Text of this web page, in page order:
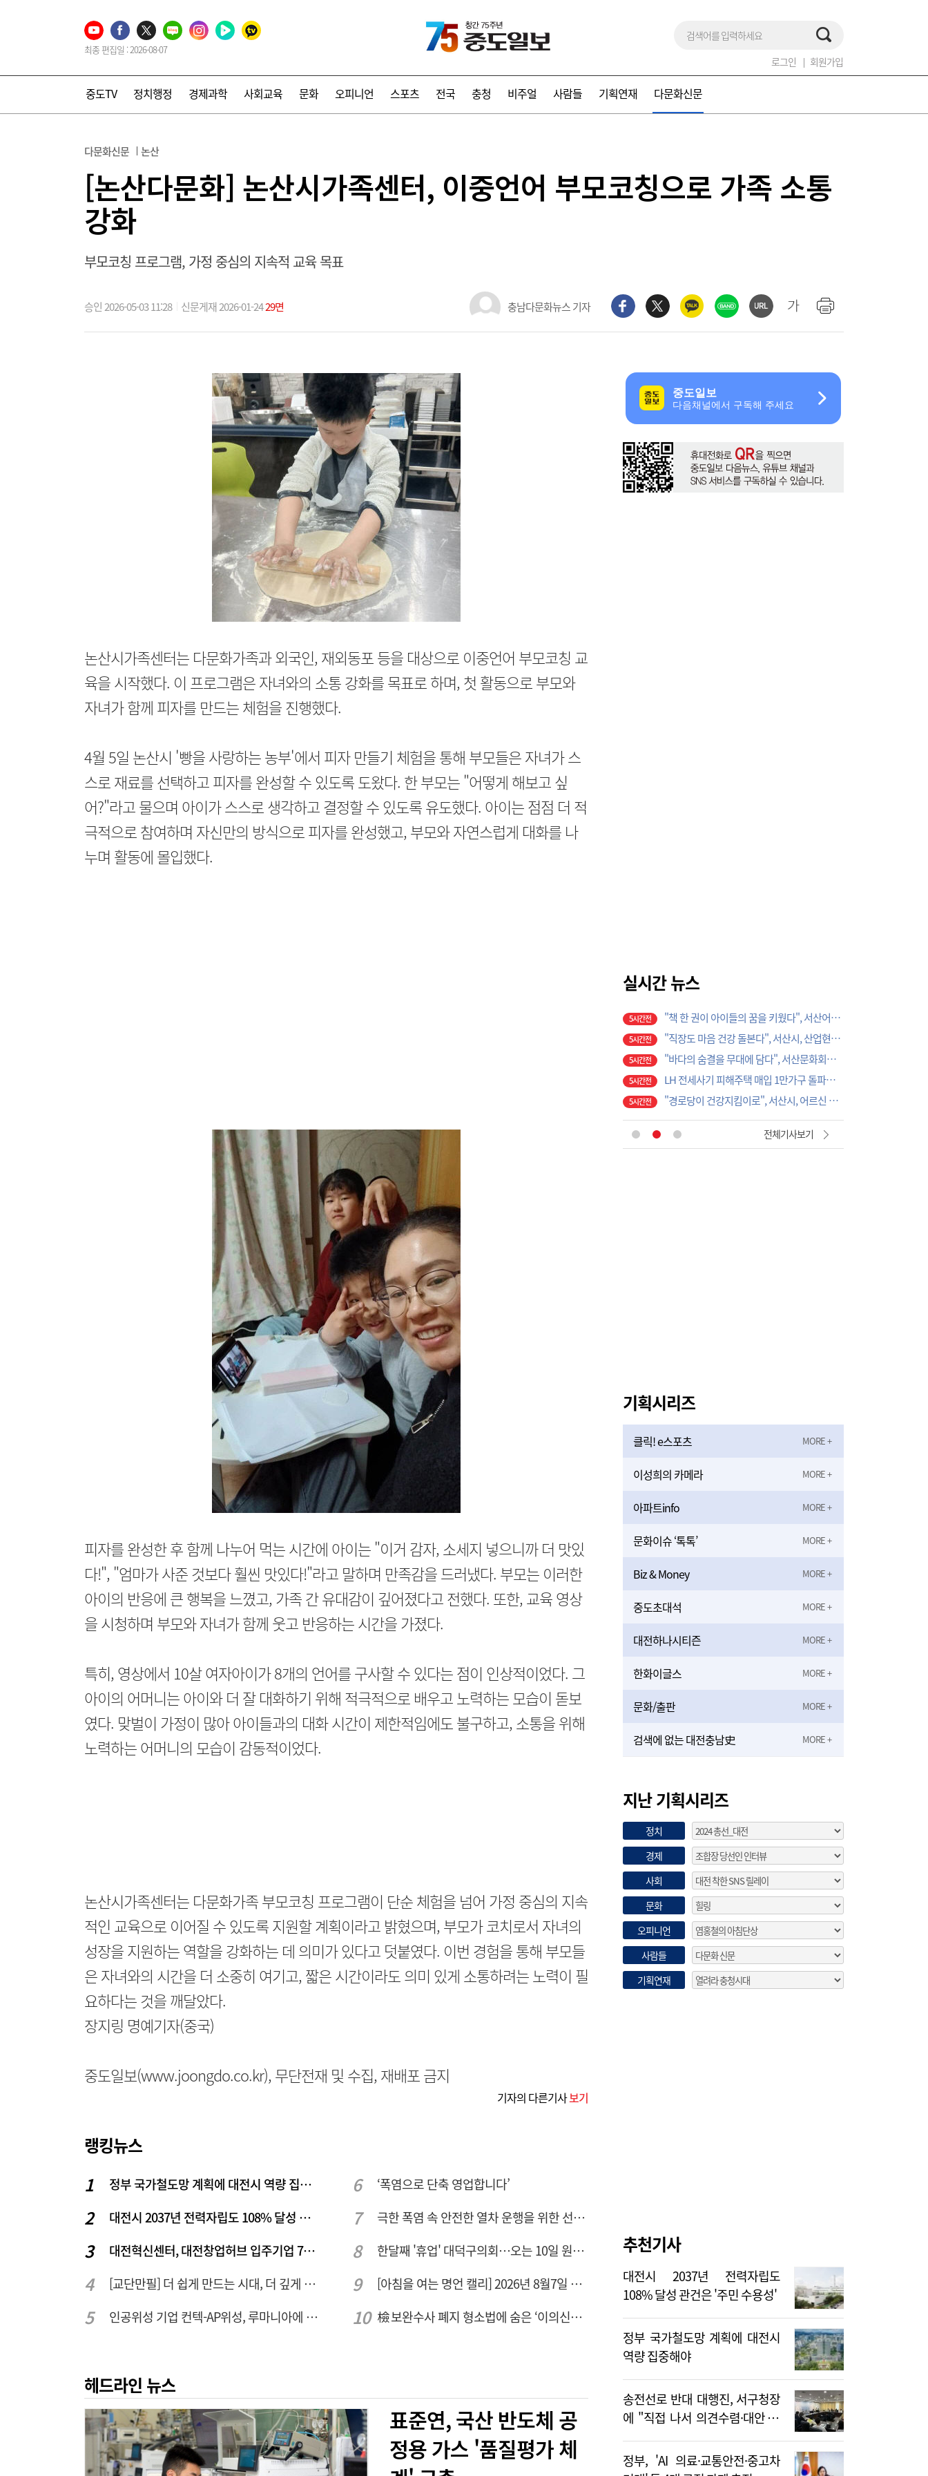
최종 편집일 : 2026-08-07
로그인 회원가입
중도TV 정치행정 경제과학 사회교육 문화 오피니언 스포츠 전국 충청 비주얼 사람들 기획연재 다문화신문
다문화신문 논산
[논산다문화] 논산시가족센터, 이중언어 부모코칭으로 가족 소통
강화
부모코칭 프로그램, 가정 중심의 지속적 교육 목표
승인 2026-05-03 11:28 신문게재 2026-01-2429면 충남다문화뉴스 기자
논산시가족센터는 다문화가족과 외국인, 재외동포 등을 대상으로 이중언어 부모코칭 교
육을 시작했다. 이 프로그램은 자녀와의 소통 강화를 목표로 하며, 첫 활동으로 부모와
자녀가 함께 피자를 만드는 체험을 진행했다.
4월 5일 논산시 '빵을 사랑하는 농부'에서 피자 만들기 체험을 통해 부모들은 자녀가 스
스로 재료를 선택하고 피자를 완성할 수 있도록 도왔다. 한 부모는 "어떻게 해보고 싶
어?"라고 물으며 아이가 스스로 생각하고 결정할 수 있도록 유도했다. 아이는 점점 더 적
극적으로 참여하며 자신만의 방식으로 피자를 완성했고, 부모와 자연스럽게 대화를 나
누며 활동에 몰입했다.
피자를 완성한 후 함께 나누어 먹는 시간에 아이는 "이거 감자, 소세지 넣으니까 더 맛있
다!", "엄마가 사준 것보다 훨씬 맛있다!"라고 말하며 만족감을 드러냈다. 부모는 이러한
아이의 반응에 큰 행복을 느꼈고, 가족 간 유대감이 깊어졌다고 전했다. 또한, 교육 영상
을 시청하며 부모와 자녀가 함께 웃고 반응하는 시간을 가졌다.
특히, 영상에서 10살 여자아이가 8개의 언어를 구사할 수 있다는 점이 인상적이었다. 그
아이의 어머니는 아이와 더 잘 대화하기 위해 적극적으로 배우고 노력하는 모습이 돋보
였다. 맞벌이 가정이 많아 아이들과의 대화 시간이 제한적임에도 불구하고, 소통을 위해
노력하는 어머니의 모습이 감동적이었다.
논산시가족센터는 다문화가족 부모코칭 프로그램이 단순 체험을 넘어 가정 중심의 지속
적인 교육으로 이어질 수 있도록 지원할 계획이라고 밝혔으며, 부모가 코치로서 자녀의
성장을 지원하는 역할을 강화하는 데 의미가 있다고 덧붙였다. 이번 경험을 통해 부모들
은 자녀와의 시간을 더 소중히 여기고, 짧은 시간이라도 의미 있게 소통하려는 노력이 필
요하다는 것을 깨달았다.
장지링 명예기자(중국)
중도일보(www.joongdo.co.kr), 무단전재 및 수집, 재배포 금지
기자의 다른기사보기
랭킹뉴스
정부 국가철도망 계획에 대전시 역량 집중해야
대전시 2037년 전력자립도 108% 달성 관건은 '주민 수용성'
대전혁신센터, 대전창업허브 입주기업 7개사 모집
[교단만필] 더 쉽게 만드는 시대, 더 깊게 배우는 교육
인공위성 기업 컨텍-AP위성, 루마니아에 지상국 시스템 전수
‘폭염으로 단축 영업합니다’
극한 폭염 속 안전한 열차 운행을 위한 선로관리
한달째 '휴업' 대덕구의회…오는 10일 원구성 다시 돌입
[아침을 여는 명언 캘리] 2026년 8월7일 금요일
檢 보완수사 폐지 형소법에 숨은 ‘이의신청 3개월 제한’…황운하는 30일 추진
헤드라인 뉴스
표준연, 국산 반도체 공
정용 가스 '품질평가 체
실시간 뉴스
3시간전 서부발전, 노사합동 '쿨한 안전 캠페인' 전개
5시간전 "책 한 권이 아이들의 꿈을 키웠다", 서산어린이도서관, 독서문화 프로젝트 성황리 마무리
5시간전 "직장도 마음 건강 돌본다", 서산시, 산업현장 자살예방 안전망 확대
5시간전 "바다의 숨결을 무대에 담다", 서산문화회관, 공명 콘서트 '은하의 물고기' 공연
5시간전 LH 전세사기 피해주택 매입 1만가구 돌파…피해 인정도 4만건 넘어
5시간전 "경로당이 건강지킴이로", 서산시, 어르신 질환 예방부터 금연까지 '찾아가는 건강행정' 강화
1시간전 ‘안전모를 착용합시다’
1시간전 건국대 글로컬캠퍼스 RISE사업단, ISO 국제표준 심사원 교육 성료
전체기사보기
기획시리즈
클릭! e스포츠
이성희의 카메라
아파트info
문화이슈 ‘톡톡’
Biz & Money
중도초대석
대전하나시티즌
한화이글스
문화/출판
검색에 없는 대전충남史
지난 기획시리즈
정치
경제
사회
문화
오피니언
사람들
기획연재
추천기사
대전시 2037년 전력자립도
108% 달성 관건은 '주민 수용성'
정부 국가철도망 계획에 대전시
역량 집중해야
송전선로 반대 대행진, 서구청장
에 "직접 나서 의견수렴·대안 제
시해야"
정부, 'AI 의료·교통안전·중고차